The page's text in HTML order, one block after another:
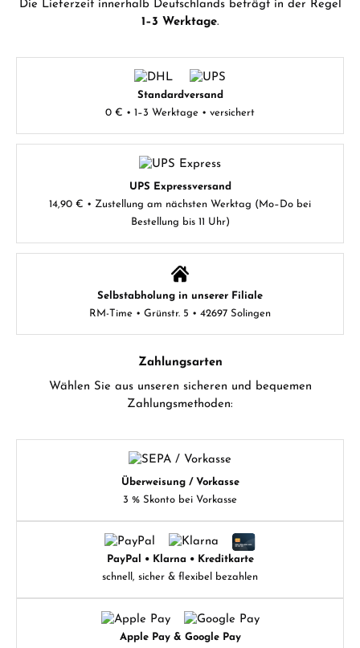
Die Lieferzeit innerhalb Deutschlands beträgt in der Regel
1–3 Werktage.
Standardversand
0 € • 1–3 Werktage • versichert
UPS Expressversand
14,90 € • Zustellung am nächsten Werktag (Mo–Do bei
Bestellung bis 11 Uhr)
Selbstabholung in unserer Filiale
RM-Time • Grünstr. 5 • 42697 Solingen
Zahlungsarten
Wählen Sie aus unseren sicheren und bequemen
Zahlungsmethoden:
Überweisung / Vorkasse
3 % Skonto bei Vorkasse
PayPal • Klarna • Kreditkarte
schnell, sicher & flexibel bezahlen
Apple Pay & Google Pay